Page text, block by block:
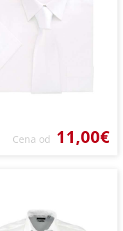
Cena od 11,00€